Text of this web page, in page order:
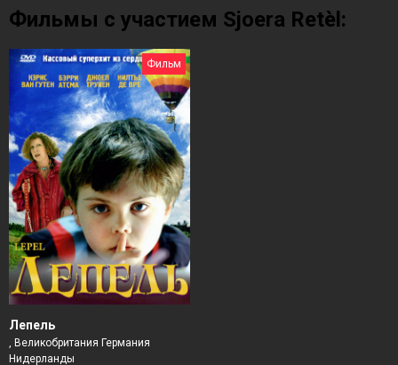
Фильмы с участием Sjoera Retèl:
Фильм
Лепель
, Великобритания Германия
Нидерланды